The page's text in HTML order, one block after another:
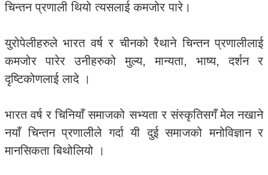
चिन्तन प्रणाली थियो त्यसलाई कमजोर पारे।
युरोपेलीहरुले भारत वर्ष र चीनको रैथाने चिन्तन प्रणालीलाई
कमजोर पारेर उनीहरुको मुल्य, मान्यता, भाष्य, दर्शन र
दृष्टिकोणलाई लादे ।
भारत वर्ष र चिनियाँ समाजको सभ्यता र संस्कृतिसगँ मेल नखाने
नयाँ चिन्तन प्रणालीले गर्दा यी दुई समाजको मनोविज्ञान र
मानसिकता बिथोलियो ।